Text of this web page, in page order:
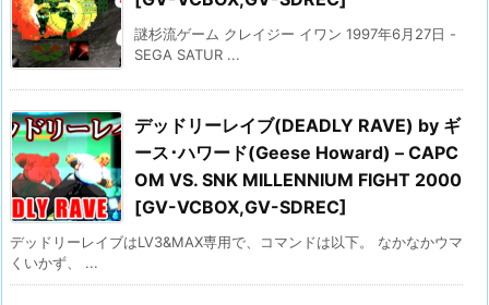
謎杉流ゲーム クレイジー イワン 1997年6月27日 -
SEGA SATUR ...
デッドリーレイブ(DEADLY RAVE) by ギ
ース･ハワード(Geese Howard) – CAPC
OM VS. SNK MILLENNIUM FIGHT 2000
[GV-VCBOX,GV-SDREC]
デッドリーレイブはLV3&MAX専用で、コマンドは以下。 なかなかウマ
くいかず、 ...